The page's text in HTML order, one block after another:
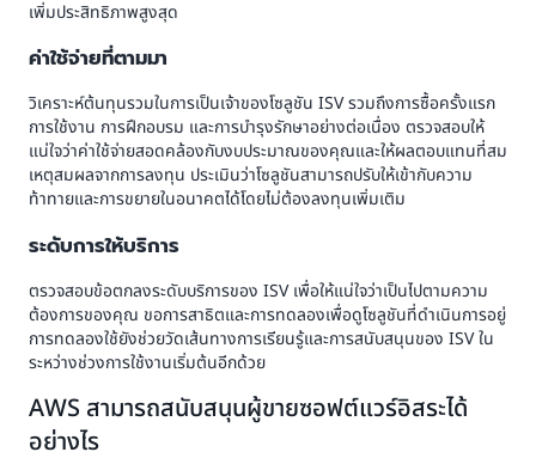
เพิ่มประสิทธิภาพสูงสุด
ค่าใช้จ่ายที่ตามมา
วิเคราะห์ต้นทุนรวมในการเป็นเจ้าของโซลูชัน ISV รวมถึงการซื้อครั้งแรก
การใช้งาน การฝึกอบรม และการบำรุงรักษาอย่างต่อเนื่อง ตรวจสอบให้
แน่ใจว่าค่าใช้จ่ายสอดคล้องกับงบประมาณของคุณและให้ผลตอบแทนที่สม
เหตุสมผลจากการลงทุน ประเมินว่าโซลูชันสามารถปรับให้เข้ากับความ
ท้าทายและการขยายในอนาคตได้โดยไม่ต้องลงทุนเพิ่มเติม
ระดับการให้บริการ
ตรวจสอบข้อตกลงระดับบริการของ ISV เพื่อให้แน่ใจว่าเป็นไปตามความ
ต้องการของคุณ ขอการสาธิตและการทดลองเพื่อดูโซลูชันที่ดำเนินการอยู่
การทดลองใช้ยังช่วยวัดเส้นทางการเรียนรู้และการสนับสนุนของ ISV ใน
ระหว่างช่วงการใช้งานเริ่มต้นอีกด้วย
AWS สามารถสนับสนุนผู้ขายซอฟต์แวร์อิสระได้
อย่างไร